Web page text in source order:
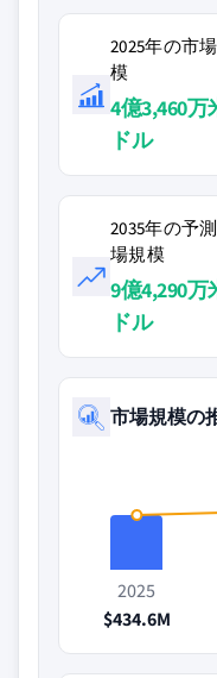
2025年の市
模
4億3,460万
ドル
2035年の予
場規模
9億4,290万
ドル
市場規模の
2025
$434.6M